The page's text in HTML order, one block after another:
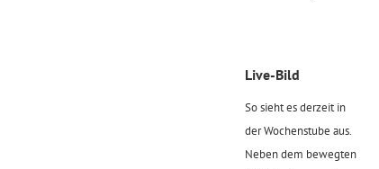
Live-Bild
So sieht es derzeit in
der Wochenstube aus.
Neben dem bewegten